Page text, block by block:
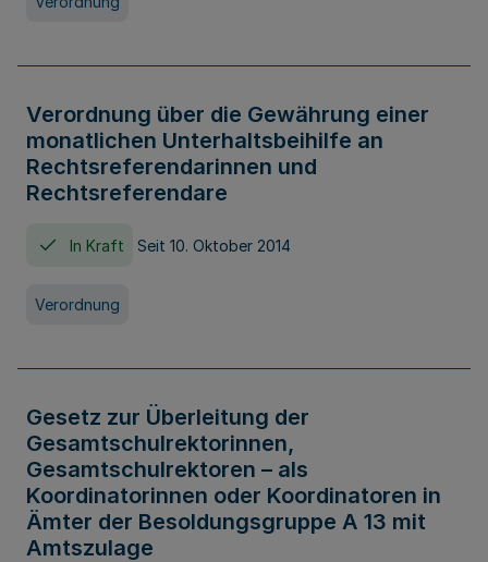
Verordnung über die Gewährung einer
monatlichen Unterhaltsbeihilfe an
Rechtsreferendarinnen und
Rechtsreferendare
In Kraft Seit 10. Oktober 2014
Verordnung
Gesetz zur Überleitung der
Gesamtschulrektorinnen,
Gesamtschulrektoren – als
Koordinatorinnen oder Koordinatoren in
Ämter der Besoldungsgruppe A 13 mit
Amtszulage